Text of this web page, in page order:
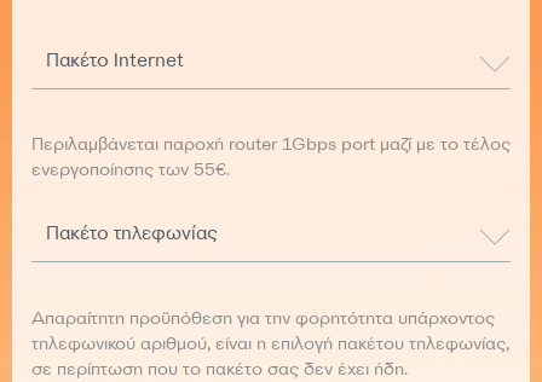
Πακέτο Internet
Περιλαμβάνεται παροχή router 1Gbps port μαζί με το τέλος
ενεργοποίησης των 55€.
Πακέτο τηλεφωνίας
Απαραίτητη προϋπόθεση για την φορητότητα υπάρχοντος
τηλεφωνικού αριθμού, είναι η επιλογή πακέτου τηλεφωνίας,
σε περίπτωση που το πακέτο σας δεν έχει ήδη.